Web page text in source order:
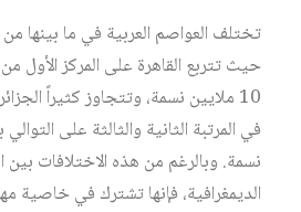
تختلف العواصم العربية في ما بينها من
حيث تتربع القاهرة على المركز الأول
10 ملايين نسمة، وتتجاوز كثيراً
نسمة. وبالرغم من هذه الاختلافات بين
الديمغرافية، فإنها تشترك في خاصية